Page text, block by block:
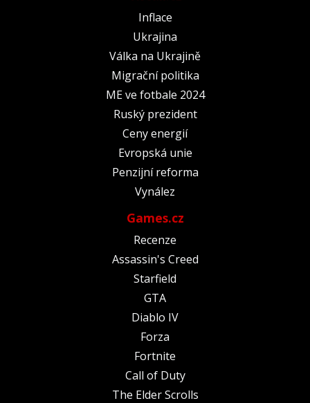
Inflace
Ukrajina
Válka na Ukrajině
Migrační politika
ME ve fotbale 2024
Ruský prezident
Ceny energií
Evropská unie
Penzijní reforma
Vynález
Games.cz
Recenze
Assassin's Creed
Starfield
GTA
Diablo IV
Forza
Fortnite
Call of Duty
The Elder Scrolls